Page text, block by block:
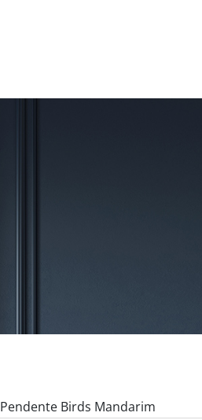
Pendente Birds Mandarim